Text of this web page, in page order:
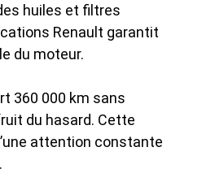
huiles et filtres
Renault garantit
du moteur.
360 000 km sans
du hasard. Cette
attention constante